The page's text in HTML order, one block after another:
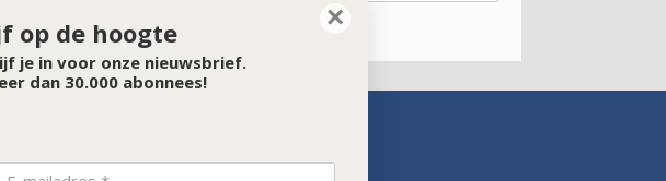
×
op de hoogte
je in voor onze nieuwsbrief.
dan 30.000 abonnees!